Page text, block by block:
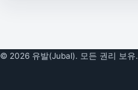
© 2026 유발(Jubal). 모든 권리 보유.